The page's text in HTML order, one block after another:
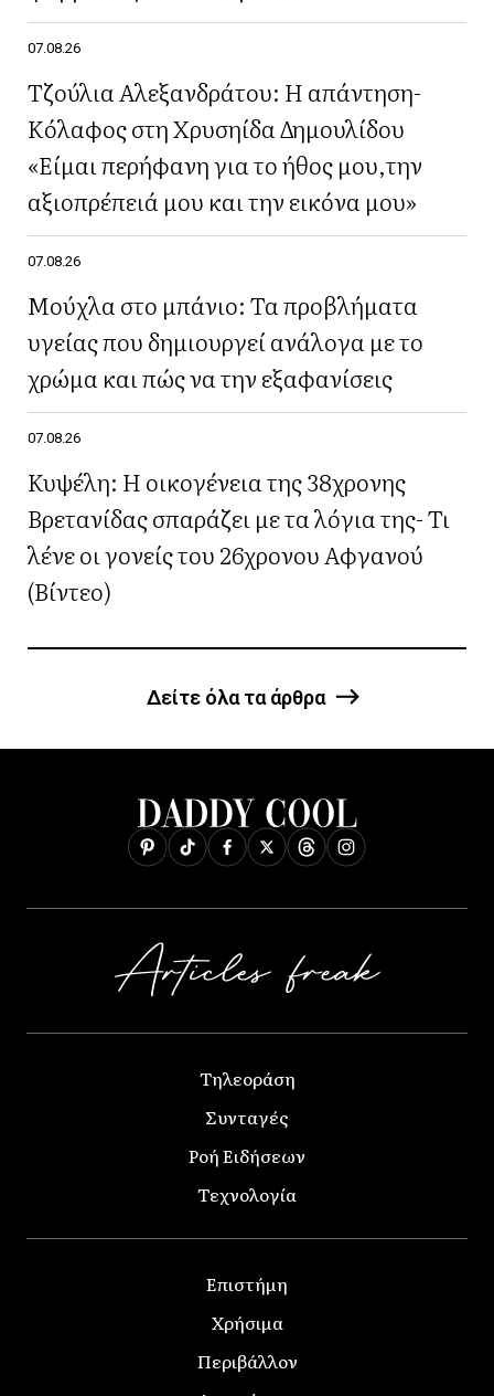
07.08.26
Τζούλια Αλεξανδράτου: Η απάντηση-
Κόλαφος στη Χρυσηίδα Δημουλίδου
«Είμαι περήφανη για το ήθος μου,την
αξιοπρέπειά μου και την εικόνα μου»
07.08.26
Μούχλα στο μπάνιο: Τα προβλήματα
υγείας που δημιουργεί ανάλογα με το
χρώμα και πώς να την εξαφανίσεις
07.08.26
Κυψέλη: Η οικογένεια της 38χρονης
Βρετανίδας σπαράζει με τα λόγια της- Τι
λένε οι γονείς του 26χρονου Αφγανού
(Βίντεο)
Δείτε όλα τα άρθρα
Τηλεοράση
Συνταγές
Ροή Ειδήσεων
Τεχνολογία
Επιστήμη
Χρήσιμα
Περιβάλλον